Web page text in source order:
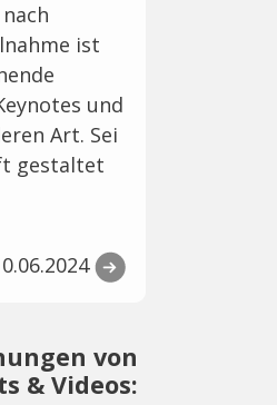
ist
und
Art. Sei
gestaltet
von
& Videos: